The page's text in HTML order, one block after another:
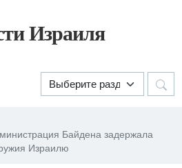
Израиля
Байдена задержала
Израилю